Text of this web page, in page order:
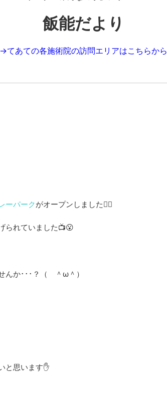
飯能だより
→てあての各施術院の訪問エリアはこちらから
ーパークがオープンしました🏳‍🌈
られていました📺😮
んか･･･？（ ＾ω＾）
と思います✋